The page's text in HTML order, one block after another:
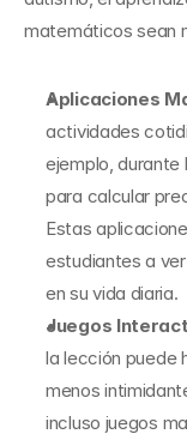
matemáticos sean
Aplicaciones
actividades
ejemplo, durante
para calcular
Estas
estudiantes a
en su vida diaria.
Juegos
la lección puede
menos
incluso juegos